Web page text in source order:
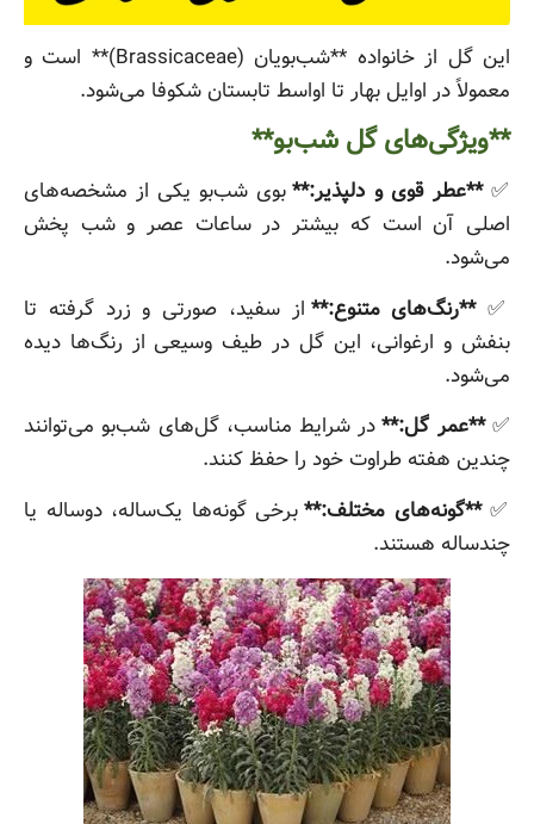
این گل از خانواده **شب‌بویان (Brassicaceae)** است و
معمولاً در اوایل بهار تا اواسط تابستان شکوفا می‌شود.
**ویژگی‌های گل شب‌بو**
✅ **عطر قوی و دلپذیر:**بوی شب‌بو یکی از مشخصه‌های
اصلی آن است که بیشتر در ساعات عصر و شب پخش
می‌شود.
✅**رنگ‌های متنوع:** از سفید، صورتی و زرد گرفته تا
بنفش و ارغوانی، این گل در طیف وسیعی از رنگ‌ها دیده
می‌شود.
✅**عمر گل:**در شرایط مناسب، گل‌های شب‌بو می‌توانند
چندین هفته طراوت خود را حفظ کنند.
✅**گونه‌های مختلف:**برخی گونه‌ها یک‌ساله، دوساله یا
چندساله هستند.